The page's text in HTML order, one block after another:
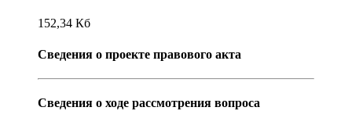
152,34 Кб
Сведения о проекте правового акта
Сведения о ходе рассмотрения вопроса